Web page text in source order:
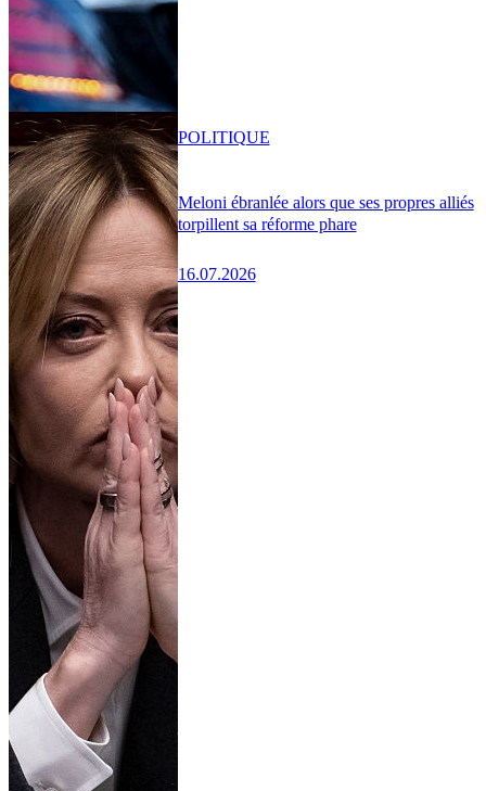
Meloni ébranlée alors que ses propres alliés
torpillent sa réforme phare
16.07.2026
POLITIQUE